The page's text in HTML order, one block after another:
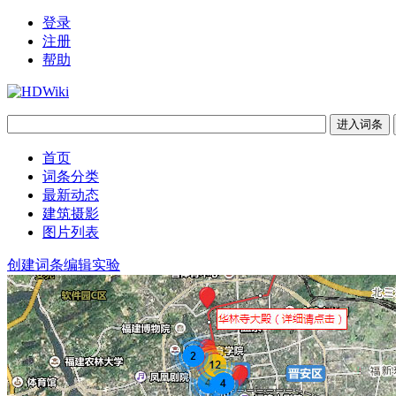
登录
注册
帮助
首页
词条分类
最新动态
建筑摄影
图片列表
创建词条编辑实验